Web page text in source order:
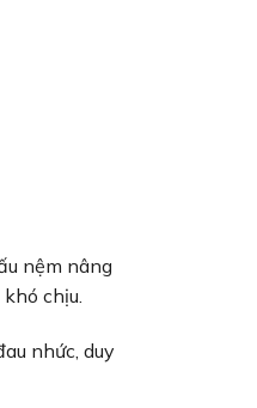
nệm nâng
chịu.
nhức, duy